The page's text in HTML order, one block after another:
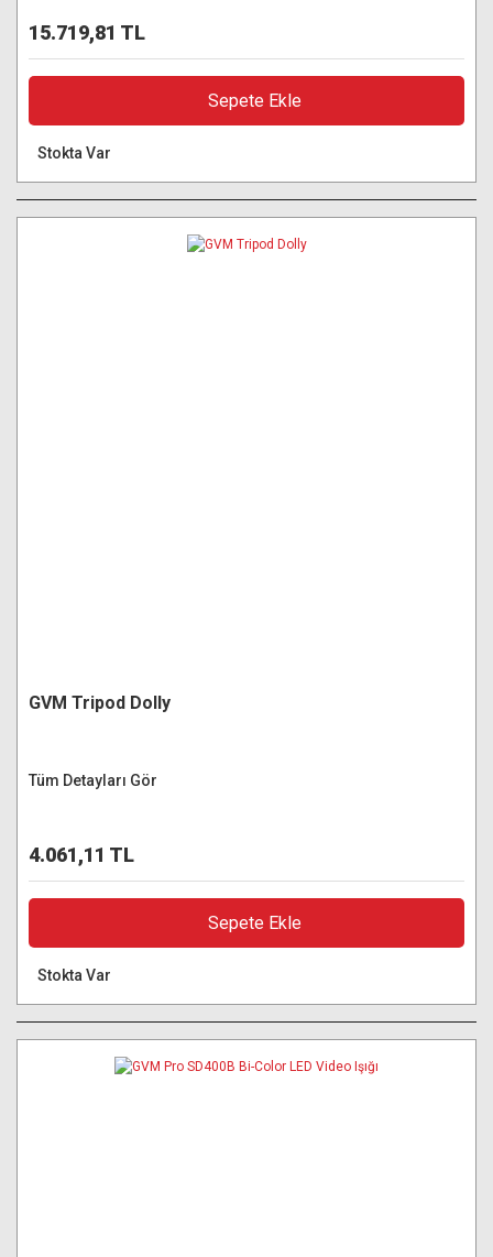
15.719,81 TL
Sepete Ekle
Stokta Var
GVM Tripod Dolly
Tüm Detayları Gör
4.061,11 TL
Sepete Ekle
Stokta Var